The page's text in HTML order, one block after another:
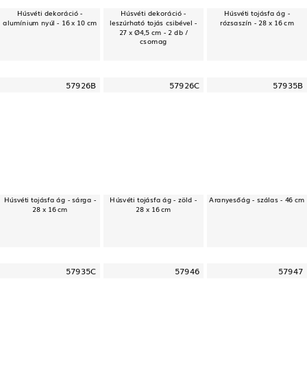
Húsvéti dekoráció -
alumínium nyúl - 16 x 10 cm
Húsvéti dekoráció -
leszúrható tojás csibével -
27 x Ø4,5 cm - 2 db /
csomag
Húsvéti tojásfa ág -
rózsaszín - 28 x 16 cm
57926B
Húsvéti tojásfa ág - sárga -
28 x 16 cm
57926C
Húsvéti tojásfa ág - zöld -
28 x 16 cm
57935B
Aranyesőág - szálas - 46 cm
57935C 57946 57947